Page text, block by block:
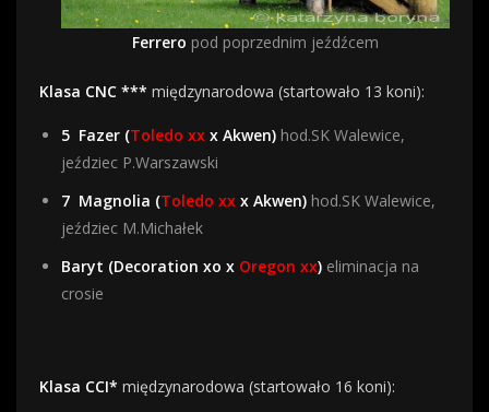
Ferrero pod poprzednim jeźdźcem
Klasa CNC *** międzynarodowa (startowało 13 koni):
5 Fazer (Toledo xx x Akwen) hod.SK Walewice,
jeździec P.Warszawski
7 Magnolia (Toledo xx x Akwen) hod.SK Walewice,
jeździec M.Michałek
Baryt (Decoration xo x Oregon xx) eliminacja na
crosie
Klasa CCI* międzynarodowa (startowało 16 koni):